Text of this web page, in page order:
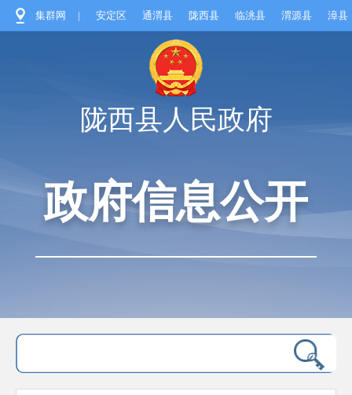
集群网 | 安定区 通渭县 陇西县 临洮县 渭源县 漳县
陇西县人民政府
政府信息公开